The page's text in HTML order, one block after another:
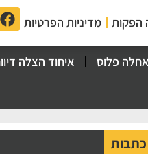
הפקות מדיניות הפרטיות
אחלה פלוס
איחוד הצלה